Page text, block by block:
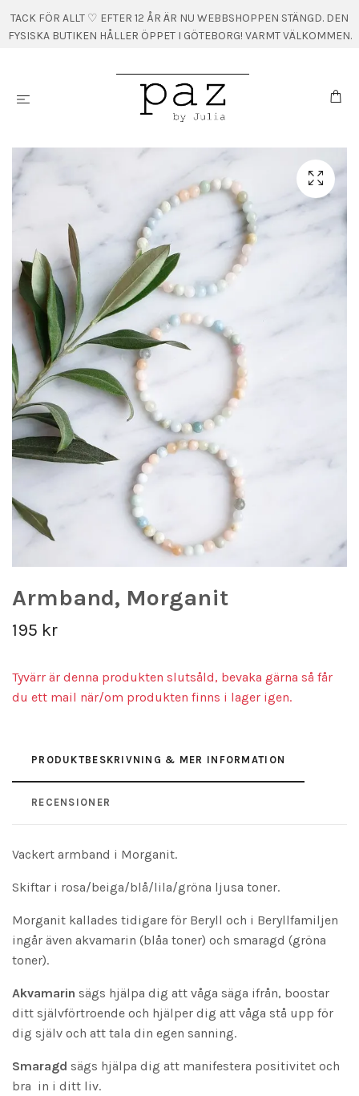
TACK FÖR ALLT ♡ EFTER 12 ÅR ÄR NU WEBBSHOPPEN STÄNGD. DEN
FYSISKA BUTIKEN HÅLLER ÖPPET I GÖTEBORG! VARMT VÄLKOMMEN.
Armband, Morganit
195 kr
Tyvärr är denna produkten slutsåld, bevaka gärna så får
du ett mail när/om produkten finns i lager igen.
PRODUKTBESKRIVNING & MER INFORMATION
RECENSIONER
Vackert armband i Morganit.
Skiftar i rosa/beiga/blå/lila/gröna ljusa toner.
Morganit kallades tidigare för Beryll och i Beryllfamiljen
ingår även akvamarin (blåa toner) och smaragd (gröna
toner).
Akvamarin sägs hjälpa dig att våga säga ifrån, boostar
ditt självförtroende och hjälper dig att våga stå upp för
dig själv och att tala din egen sanning.
Smaragd sägs hjälpa dig att manifestera positivitet och
bra in i ditt liv.